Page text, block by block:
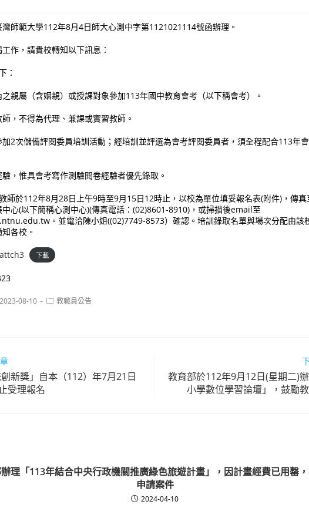
師範大學112年8月4日師大心測中字第1121021114號函辦理。
作，請貴校轉知以下訊息：
：
之親屬（含姻親）或授課對象參加113年國中教育會考（以下稱會考）。
，不得為代理、兼課或實習教師。
加2次儲備評閱委員培訓活動；經培訓並評選為會考評閱委員者，須全程配合113年
，惟具會考寫作測驗閱卷經驗者優先錄取。
師於112年8月28日上午9時至9月15日12時止，以校為單位填妥報名表(附件)，傳
心(以下簡稱心測中心)(傳真電話：(02)8601-8910)，或掃描後email至
。並電洽陳小姐((02)7749-8573）確認。培訓錄取名單與場次分配由該
各校。
下載
2023-08-10
Post教職員公告
新獎」自本（112）年7月21日
受理報名
教育部於112年9月12日(星期二)
小學數位學習論壇」，鼓勵
理「113年結合中央行政機關推廣綠色旅遊計畫」，因計畫經費已用罄
申請案件
2024-04-10